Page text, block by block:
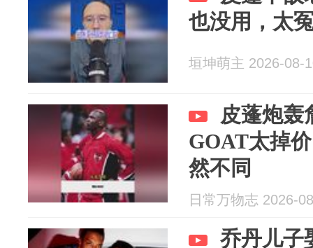
也没用，太
垣坤萌主 2026-08-
皮蓬炮轰
GOAT太掉
然不同
日常万物志 2026-
乔丹儿子